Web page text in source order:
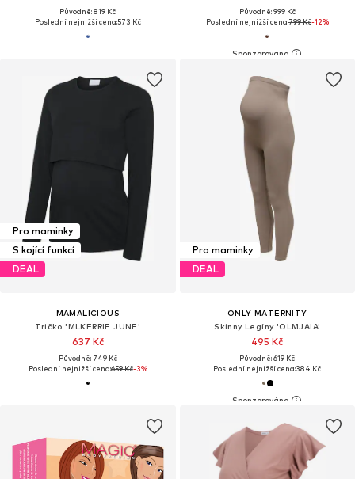
Původně: 819 Kč
Poslední nejnižší cena:573 Kč
Původně: 999 Kč
Poslední nejnižší cena:799 Kč-12%
Pro maminky
S kojící funkcí
DEAL
MAMALICIOUS
Tričko 'MLKERRIE JUNE'
637 Kč
Původně: 749 Kč
Poslední nejnižší cena:659 Kč-3%
Pro maminky
DEAL
ONLY MATERNITY
Skinny Legíny 'OLMJAIA'
495 Kč
Původně: 619 Kč
Poslední nejnižší cena:384 Kč